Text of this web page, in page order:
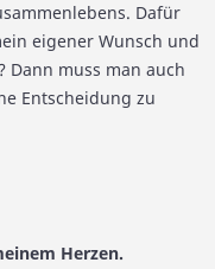
Dafür
eigener Wunsch und
muss man auch
Entscheidung zu
Herzen.